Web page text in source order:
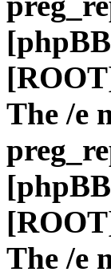
The /e
The /e